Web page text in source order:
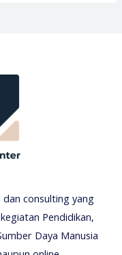
consulting yang
Pendidikan,
Daya Manusia